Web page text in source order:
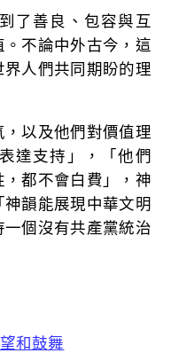
了善良、包容與互
不論中外古今，這
人們共同期盼的理
以及他們對價值理
達支持」，「他們
，都不會白費」，神
韻能展現中華文明
個沒有共產黨統治
和鼓舞